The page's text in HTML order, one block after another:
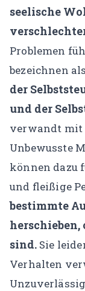
seelische
Problemen
bezeichnen
der
und der
verwandt mit
Unbewusste
können dazu
und fleißige
bestimmte
herschieben,
sind. Sie
Verhalten